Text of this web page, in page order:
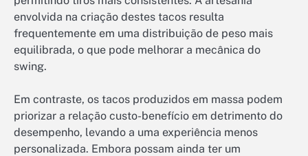
envolvida na criação destes tacos resulta
frequentemente em uma distribuição de peso mais
equilibrada, o que pode melhorar a mecânica do
swing.
Em contraste, os tacos produzidos em massa podem
priorizar a relação custo-benefício em detrimento do
desempenho, levando a uma experiência menos
personalizada. Embora possam ainda ter um